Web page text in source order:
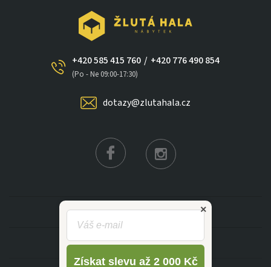
+420 585 415 760
(Po - Ne 09:00-17:30)
/ +420 776 490 854
dotazy@zlutahala.cz
KATEGORIE
INFORMACE
Získat slevu až 2 000 Kč